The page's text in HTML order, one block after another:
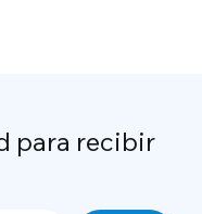
para recibir